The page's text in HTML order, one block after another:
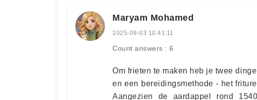
Maryam Mohamed
2025-09-03 10:41:11
Count answers : 6
Om frieten te maken heb je twee
en een bereidingsmethode - het
Aangezien de aardappel rond